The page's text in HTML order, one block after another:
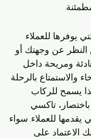
يوفرها للعملاء
النظر عن وجهتك أو
ومريحة داخل
والاستمتاع بالرحلة
يسمح للركاب
باختصار، تاكسي
يقدمها للعملاء. سواء
الاعتماد على